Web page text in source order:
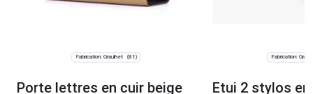
Fabrication: Graulhet (81)
Porte lettres en cuir beige
Fabrication:
Etui 2 stylos